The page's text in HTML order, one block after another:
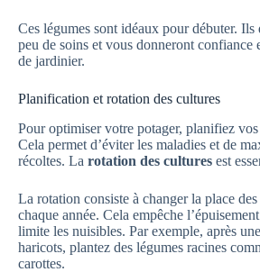
Ces légumes sont idéaux pour débuter. Ils
peu de soins et vous donneront confiance
de jardinier.
Planification et rotation des cultures
Pour optimiser votre potager, planifiez
Cela permet d’éviter les maladies et de
récoltes. La rotation des cultures est
La rotation consiste à changer la place
chaque année. Cela empêche
limite les nuisibles. Par exemple, après
haricots, plantez des légumes racines
carottes.